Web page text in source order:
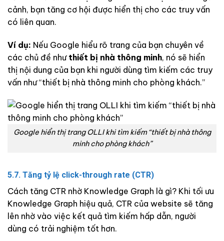
cảnh, bạn tăng cơ hội được hiển thị cho các truy vấn
có liên quan.
Ví dụ: Nếu Google hiểu rõ trang của bạn chuyên về
các chủ đề như thiết bị nhà thông minh, nó sẽ hiển
thị nội dung của bạn khi người dùng tìm kiếm các truy
vấn như “thiết bị nhà thông minh cho phòng khách.”
Google hiển thị trang OLLI khi tìm kiếm “thiết bị nhà thông
minh cho phòng khách”
5.7. Tăng tỷ lệ click-through rate (CTR)
Cách tăng CTR nhờ Knowledge Graph là gì? Khi tối ưu
Knowledge Graph hiệu quả, CTR của website sẽ tăng
lên nhờ vào việc kết quả tìm kiếm hấp dẫn, người
dùng có trải nghiệm tốt hơn.